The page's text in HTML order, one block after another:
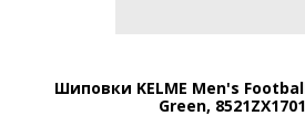
Шиповки KELME Men's
Green,